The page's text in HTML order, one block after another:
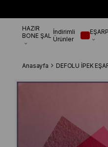
HAZIR
BONE ŞAL İndirimli
Ürünler
EŞARP
Anasayfa DEFOLU İPEK